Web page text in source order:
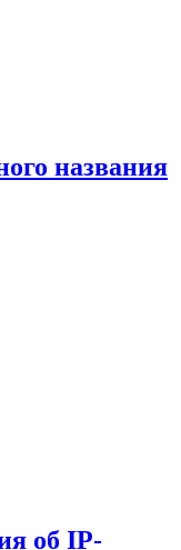
названия
об IP-